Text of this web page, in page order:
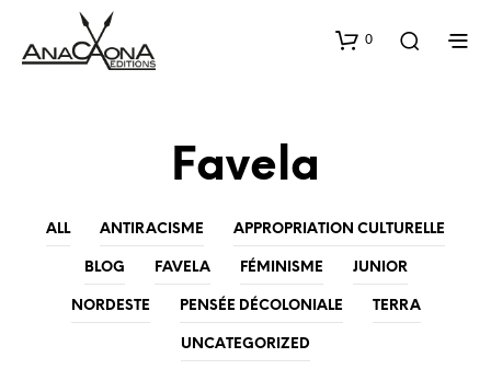
0
Favela
ALL ANTIRACISME APPROPRIATION CULTURELLE
BLOG FAVELA FÉMINISME JUNIOR
NORDESTE PENSÉE DÉCOLONIALE TERRA
UNCATEGORIZED